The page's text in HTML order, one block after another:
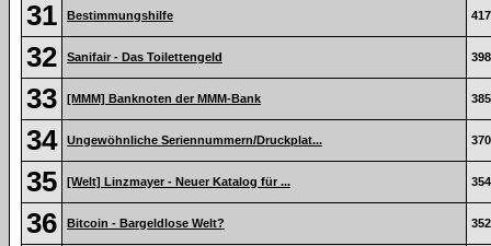
31 Bestimmungshilfe
32 Sanifair - Das Toilettengeld
33 [MMM] Banknoten der MMM-Bank
34 Ungewöhnliche Seriennummern/Druckplat...
35 [Welt] Linzmayer - Neuer Katalog für ...
36 Bitcoin - Bargeldlose Welt?